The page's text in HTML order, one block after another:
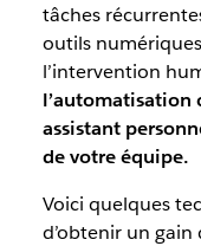
tâches
outils
l’intervention
l’automatisation
assistant
de votre équipe.
Voici quelques
d’obtenir un